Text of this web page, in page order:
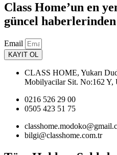
Class Home’un en
güncel
Email
KAYIT OL
CLASS HOME, Yukarı
Mobilyacilar Sit. No:162 Y,
0216 526 29 00
0505 423 51 75
bilgi@classhome.com.tr